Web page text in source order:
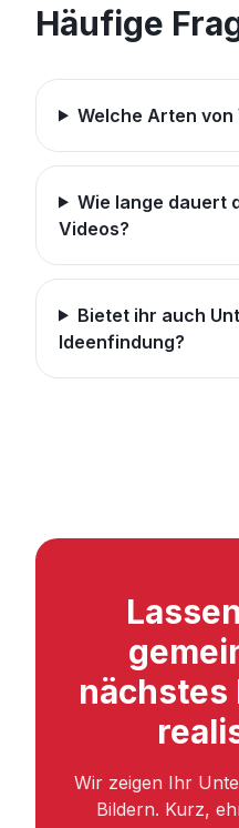
Häufige
Welche Arten
Wie lange dauert
Videos?
Bietet ihr auch
Ideenfindung?
nächstes
Wir zeigen Ihr
Bildern. Kurz,